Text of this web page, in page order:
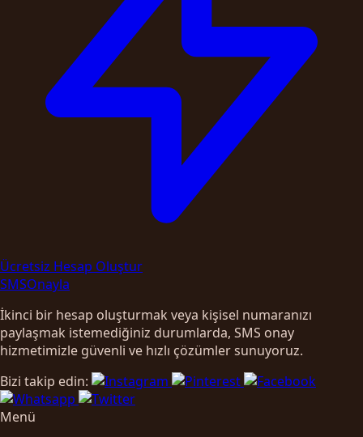
Ücretsiz Hesap Oluştur
SMSOnayla
İkinci bir hesap oluşturmak veya kişisel numaranızı
paylaşmak istemediğiniz durumlarda, SMS onay
hizmetimizle güvenli ve hızlı çözümler sunuyoruz.
Bizi takip edin:
Menü